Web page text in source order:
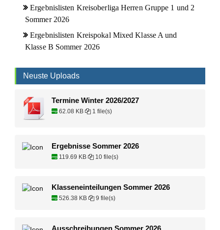
Ergebnislisten Kreisoberliga Herren Gruppe 1 und 2
Sommer 2026
Ergebnislisten Kreispokal Mixed Klasse A und
Klasse B Sommer 2026
Neuste Uploads
Termine Winter 2026/2027
62.08 KB 1 file(s)
Ergebnisse Sommer 2026
119.69 KB 10 file(s)
Klasseneinteilungen Sommer 2026
526.38 KB 9 file(s)